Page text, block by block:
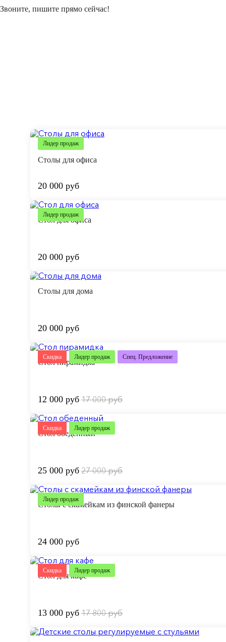
Звоните, пишите прямо сейчас!
Лидер продаж
Столы для офиса
20 000 руб
Лидер продаж
Стол для офиса
20 000 руб
Столы для дома
20 000 руб
Скидка Лидер продаж Спец. Предложение
Стол пирамидка
12 000 руб 17 000 руб
Скидка Лидер продаж
Стол обеденный
25 000 руб 27 000 руб
Лидер продаж
Столы с скамейкам из финской фанеры
24 000 руб
Скидка Лидер продаж
Стол для кафе
13 000 руб 17 800 руб